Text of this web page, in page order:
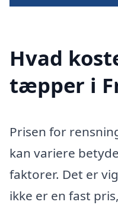
Hvad
tæpper i
Prisen for
kan variere
faktorer. Det er
ikke er en fast